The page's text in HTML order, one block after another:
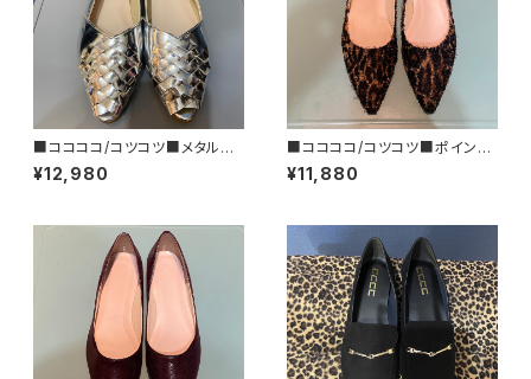
■ココココ/コツコツ■メタルカ
ラー・フラットシューズ■MADE I
N JAPAN
¥12,980
■ココココ/コツコツ■ポインテ
ッドトゥ・フラットシューズ/PAT1
■2024FW
¥11,880